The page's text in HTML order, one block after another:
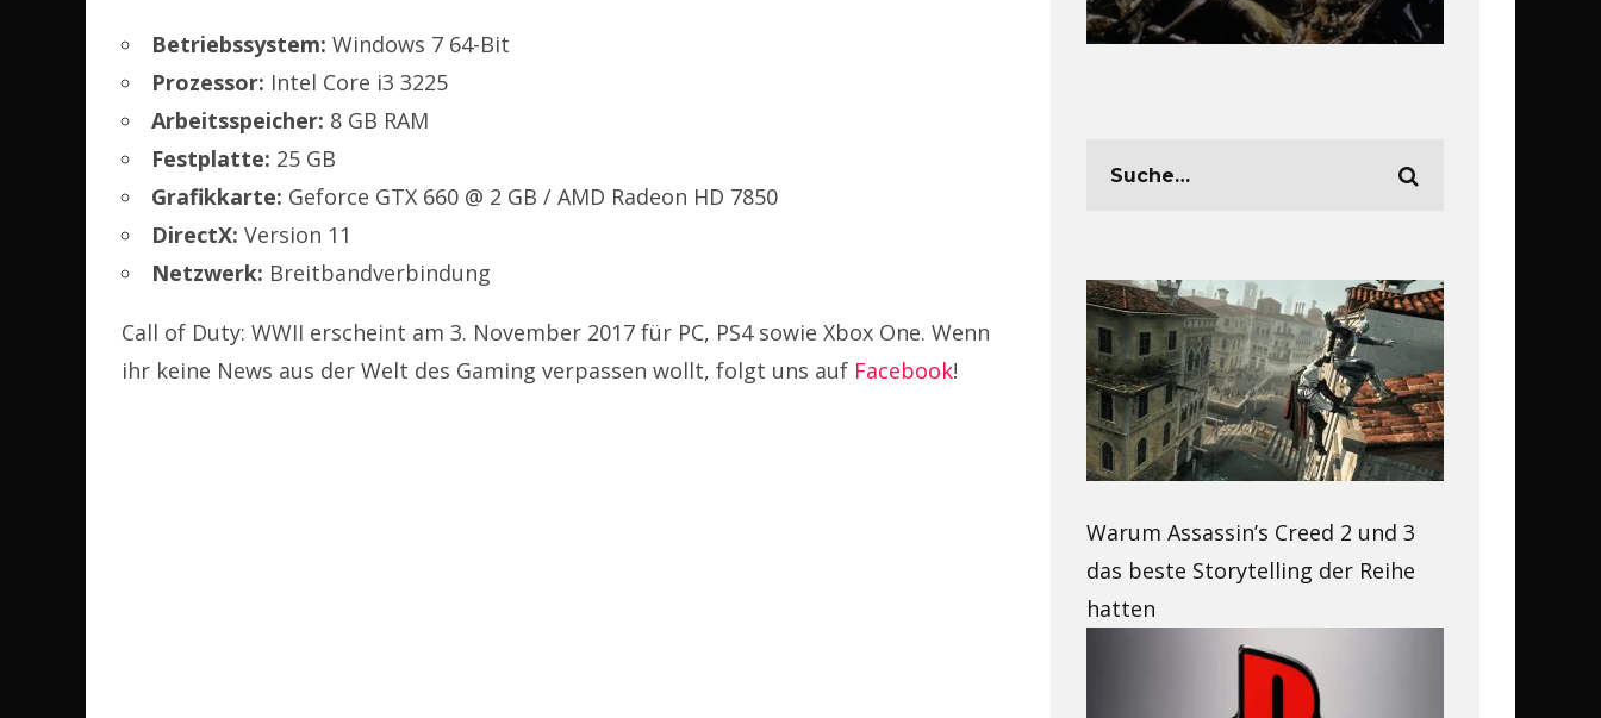
Betriebssystem: Windows 7 64-Bit
Prozessor: Intel Core i3 3225
Arbeitsspeicher: 8 GB RAM
Festplatte: 25 GB
Grafikkarte: Geforce GTX 660 @ 2 GB / AMD Radeon HD 7850
DirectX: Version 11
Netzwerk: Breitbandverbindung
Call of Duty: WWII erscheint am 3. November 2017 für PC, PS4 sowie Xbox One. Wenn
ihr keine News aus der Welt des Gaming verpassen wollt, folgt uns auf Facebook!
Warum Assassin’s Creed 2 und 3
das beste Storytelling der Reihe
hatten